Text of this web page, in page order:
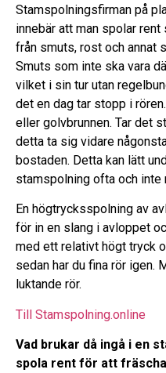
Stamspolningsfirman på
innebär att man spolar
från smuts, rost och annat
Smuts som inte ska vara
vilket i sin tur utan
det en dag tar stopp i
eller golvbrunnen. Tar det
detta ta sig vidare
bostaden. Detta kan lätt
stamspolning ofta och inte
En högtrycksspolning av
för in en slang i avloppet
med ett relativt högt tryck
sedan har du fina rör igen.
luktande rör.
Till Stamspolning.online
Vad brukar då ingå i en
spola rent för att